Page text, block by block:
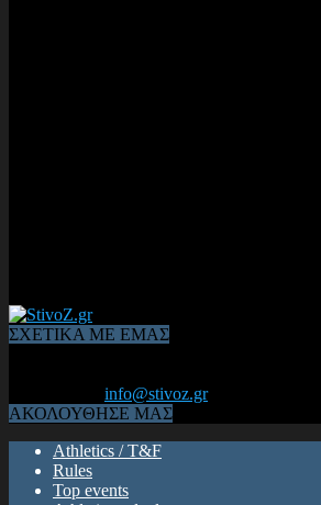
ΣΧΕΤΙΚΑ ΜΕ ΕΜΑΣ
info@stivoz.gr
ΑΚΟΛΟΥΘΗΣΕ ΜΑΣ
Athletics / T&F
Rules
Top events